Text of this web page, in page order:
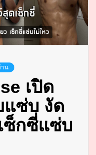
าน
เปิด
ซ่บ งัด
ซ็กซี่แซ่บ